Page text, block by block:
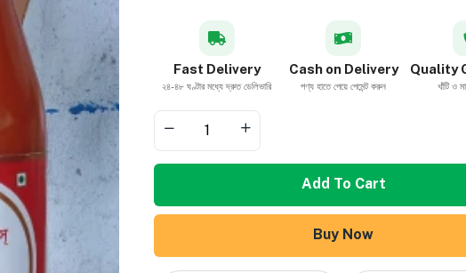
Fast Delivery
২৪-৪৮ ঘণ্টার মধ্যে দ্রুত ডেলিভারি
Cash on Delivery
পণ্য হাতে পেয়ে পেমেন্ট করুন
Quality
খাঁটি ও
Add To Cart
Buy Now